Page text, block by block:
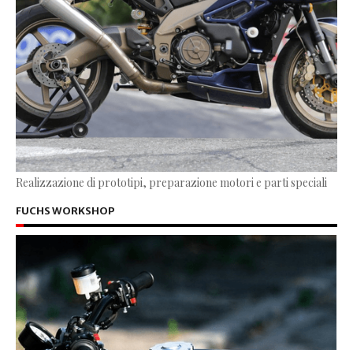
Realizzazione di prototipi, preparazione motori e parti speciali
FUCHS WORKSHOP